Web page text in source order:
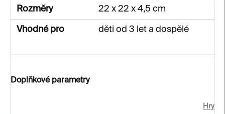
Rozměry 22 x 22 x 4,5 cm
Vhodné pro děti od 3 let a dospělé
Doplňkové parametry
Hry